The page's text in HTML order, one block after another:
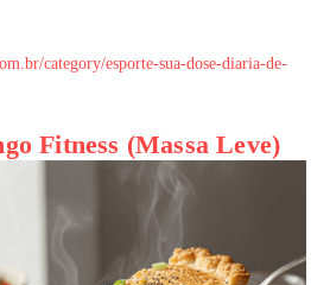
category/esporte-sua-dose-diaria-de-
Fitness (Massa Leve)